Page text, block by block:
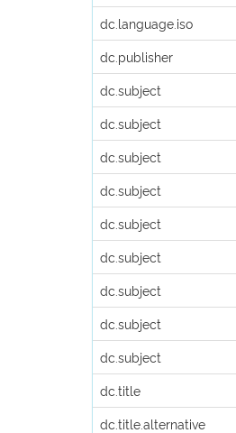
dc.language.iso
dc.publisher
dc.subject
dc.subject
dc.subject
dc.subject
dc.subject
dc.subject
dc.subject
dc.subject
dc.subject
dc.title
dc.title.alternative